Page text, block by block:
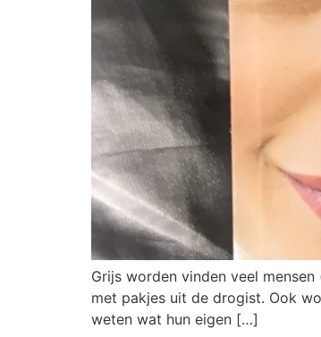
Grijs worden vinden veel
met pakjes uit de drogist. Ook
weten wat hun eigen […]